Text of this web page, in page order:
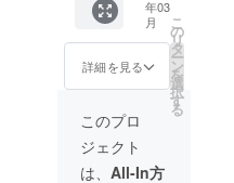
くださ
い。」
場合、
とさせ
てただ
※初回生
産販売
口数完
売また
期間中
に限る
※NFTを
保有し
条件と
す ※藤
原カム
ト！
※100本
限定の
シリア
ルNO入
初めに
ボトリ
ングさ
れた貴
ムイ先
生が監
修し、
味を創
り出し
の日本
酒とし
て 特別
なボト
ボトル
藤原カ
ムイ先
生が監
修し、
り出し
た。初
の日本
酒とし
720ml
50本
カムイ
バース
ルイベ
ント開
催時に
会場や2
年03
月
詳細を見る
こ
の
リ
タ
ー
ン
を
選
択
す
る
このプロ
ジェクト
は、 All-In方